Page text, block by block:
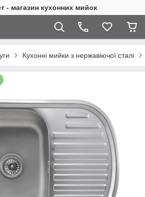
- магазин кухонних мийок
Кухонні мийки з нержавіючої сталі